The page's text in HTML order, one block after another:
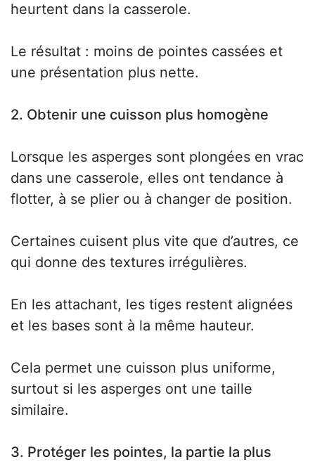
heurtent dans la casserole.
Le résultat : moins de pointes cassées et
une présentation plus nette.
2. Obtenir une cuisson plus homogène
Lorsque les asperges sont plongées en vrac
dans une casserole, elles ont tendance à
flotter, à se plier ou à changer de position.
Certaines cuisent plus vite que d’autres, ce
qui donne des textures irrégulières.
En les attachant, les tiges restent alignées
et les bases sont à la même hauteur.
Cela permet une cuisson plus uniforme,
surtout si les asperges ont une taille
similaire.
3. Protéger les pointes, la partie la plus